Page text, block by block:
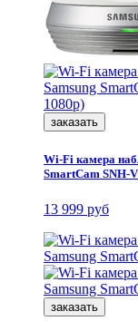
заказать
Wi-Fi камера
SmartCam SNH-
13 999 руб
заказать